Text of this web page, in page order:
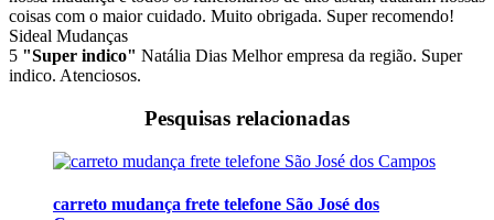
coisas com o maior cuidado. Muito obrigada. Super recomendo!
Sideal Mudanças
5 "Super indico" Natália Dias Melhor empresa da região. Super
indico. Atenciosos.
Pesquisas relacionadas
carreto mudança frete telefone São José dos